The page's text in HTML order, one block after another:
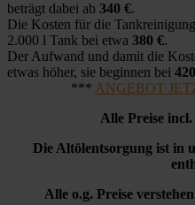
beträgt dabei ab 340 €.
Die Kosten für die
2.000 l Tank bei etwa 380 €.
Der Aufwand und damit die
etwas höher, sie beginnen bei
*** ANGEBOT
Alle Preise
Die Altölentsorgung ist in
Alle o.g. Preise